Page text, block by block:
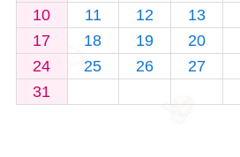
10
11 12 13
17
18 19 20
24
25 26 27
31